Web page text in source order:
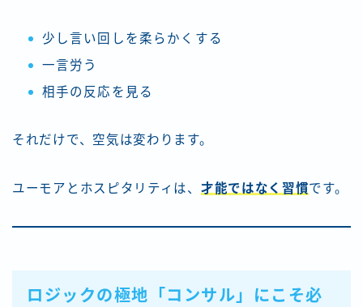
少し言い回しを柔らかくする
一言労う
相手の反応を見る
それだけで、空気は変わります。
ユーモアとホスピタリティは、 才能ではなく習慣です。
ロジックの極地「コンサル」にこそ必